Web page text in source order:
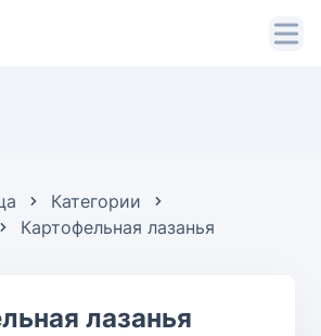
Категории
Картофельная лазанья
лазанья